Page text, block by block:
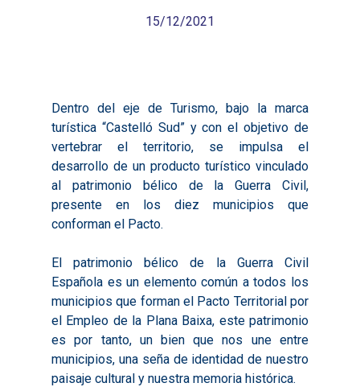
15/12/2021
Dentro del eje de Turismo, bajo la marca
turística “Castelló Sud” y con el objetivo de
vertebrar el territorio, se impulsa el
desarrollo de un producto turístico vinculado
al patrimonio bélico de la Guerra Civil,
presente en los diez municipios que
conforman el Pacto.
El patrimonio bélico de la Guerra Civil
Española es un elemento común a todos los
municipios que forman el Pacto Territorial por
el Empleo de la Plana Baixa, este patrimonio
es por tanto, un bien que nos une entre
municipios, una seña de identidad de nuestro
paisaje cultural y nuestra memoria histórica.